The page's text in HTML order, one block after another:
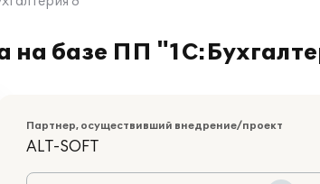
на базе ПП
Партнер, осуществивший внедрение/проект
ALT-SOFT